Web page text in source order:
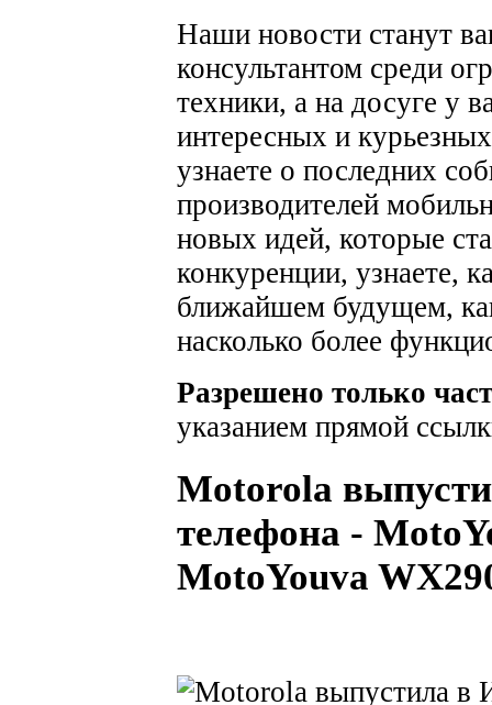
Наши новости станут
консультантом среди
техники, а на досуге у
интересных и
узнаете о последних
производителей
новых идей, которые
конкуренции, узнаете,
ближайшем будущем,
насколько более
Разрешено только
указанием прямой
Motorola
телефона -
MotoYouva